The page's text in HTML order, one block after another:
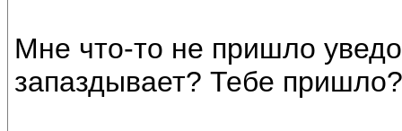
Мне что-то не пришло
запаздывает? Тебе пришло?